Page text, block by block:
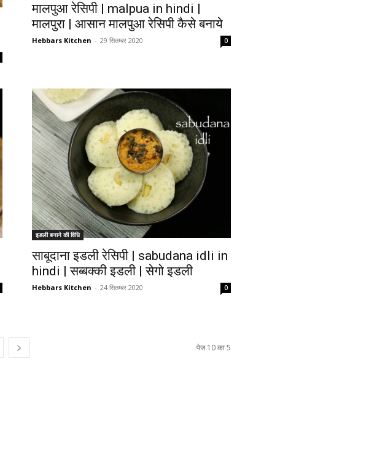
मालपुआ रेसिपी | malpua in hindi |
मालपुरा | आसान मालपुआ रेसिपी कैसे बनाये
Hebbars Kitchen - 29 सितम्बर 2020 0
इडली बनाने की विधि
साबूदाना इडली रेसिपी | sabudana idli in
hindi | सब्बक्की इडली | सेगो इडली
Hebbars Kitchen - 24 सितम्बर 2020 0
पेज 10 का 5